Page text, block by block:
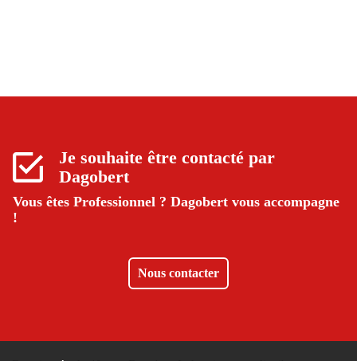
Je souhaite être contacté par
Dagobert
Vous êtes Professionnel ? Dagobert vous accompagne
!
Nous contacter